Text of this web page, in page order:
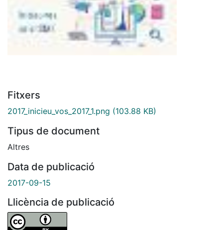
Fitxers
2017_inicieu_vos_2017_1.png (103.88 KB)
Tipus de document
Altres
Data de publicació
2017-09-15
Llicència de publicació